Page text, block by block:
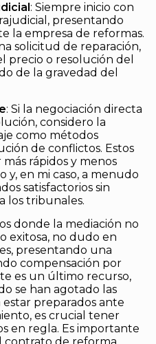
: Siempre inicio con
presentando
la empresa de reformas.
solicitud de reparación,
precio o resolución del
de la gravedad del
: Si la negociación directa
considero la
como métodos
de conflictos. Estos
rápidos y menos
y, en mi caso, a menudo
satisfactorios sin
los tribunales.
donde la mediación no
exitosa, no dudo en
presentando una
compensación por
es un último recurso,
se han agotado las
estar preparados ante
es crucial tener
en regla. Es importante